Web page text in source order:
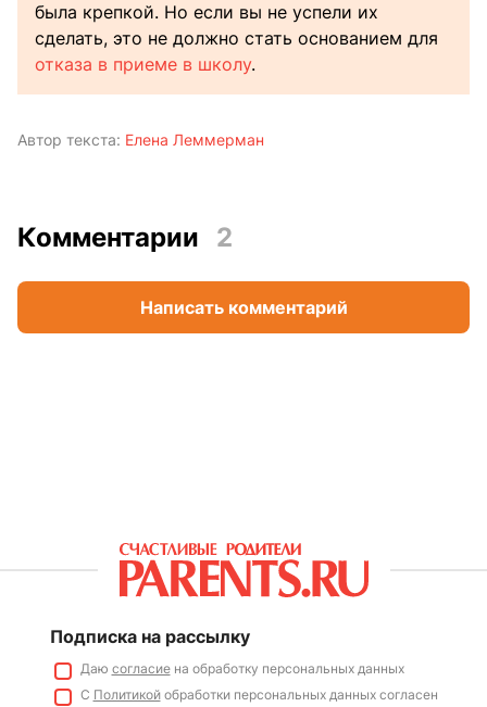
была крепкой. Но если вы не успели их
сделать, это не должно стать основанием для
отказа в приеме в школу.
Автор текста: Елена Леммерман
Комментарии 2
Написать комментарий
Подписка на рассылку
Даю согласиена обработку персональных данных
С Политикойобработки персональных данных согласен